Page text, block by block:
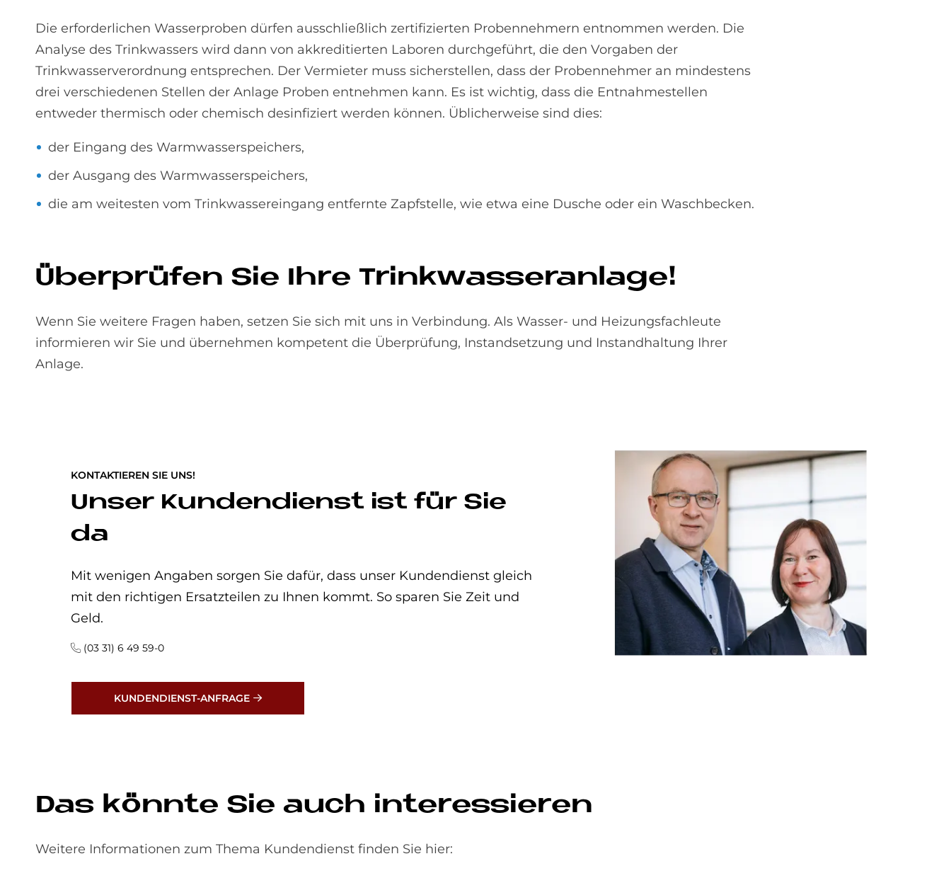
Die erforderlichen Wasserproben dürfen ausschließlich zertifizierten Probennehmern entnommen werden. Die
Analyse des Trinkwassers wird dann von akkreditierten Laboren durchgeführt, die den Vorgaben der
Trinkwasserverordnung entsprechen. Der Vermieter muss sicherstellen, dass der Probennehmer an mindestens
drei verschiedenen Stellen der Anlage Proben entnehmen kann. Es ist wichtig, dass die Entnahmestellen
entweder thermisch oder chemisch desinfiziert werden können. Üblicherweise sind dies:
der Eingang des Warmwasserspeichers,
der Ausgang des Warmwasserspeichers,
die am weitesten vom Trinkwassereingang entfernte Zapfstelle, wie etwa eine Dusche oder ein Waschbecken.
Über­prü­fen Sie Ihre Trink­was­ser­an­la­ge!
Wenn Sie weitere Fragen haben, setzen Sie sich mit uns in Verbindung. Als Wasser- und Heizungsfachleute
informieren wir Sie und übernehmen kompetent die Überprüfung, Instandsetzung und Instandhaltung Ihrer
Anlage.
KONTAKTIEREN SIE UNS!
Unser Kundendienst ist für Sie
da
Mit wenigen Angaben sorgen Sie dafür, dass unser Kundendienst gleich
mit den richtigen Ersatzteilen zu Ihnen kommt. So sparen Sie Zeit und
Geld.
(03 31) 6 49 59-0
KUNDENDIENST-ANFRAGE
Das könnte Sie auch interessieren
Weitere Informationen zum Thema Kundendienst finden Sie hier: